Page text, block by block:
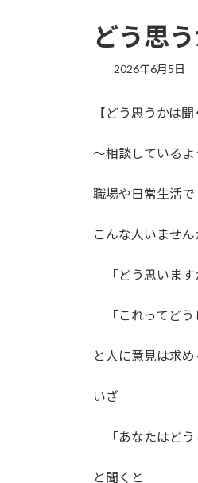
どう思
2026年6月5日
【どう思うかは
〜相談している
職場や日常生活で
こんな人いません
「どう思います
「これってどう
と人に意見は求
いざ
「あなたはどう
と聞くと